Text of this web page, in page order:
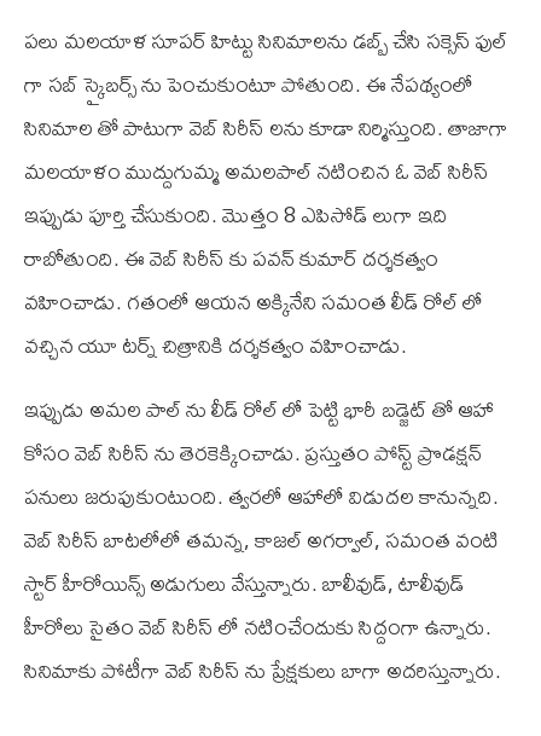
పలు మలయాళ సూపర్ హిట్టు సినిమాలను డబ్బ్ చేసి సక్సెస్ ఫుల్
గా సబ్ స్క్రైబర్స్ ను పెంచుకుంటూ పోతుంది. ఈ నేపథ్యంలో
సినిమాల తో పాటుగా వెబ్ సిరీస్ లను కూడా నిర్మిస్తుంది. తాజాగా
మలయాళం ముద్దుగుమ్మ అమలపాల్ నటించిన ఓ వెబ్ సిరీస్
ఇప్పుడు పూర్తి చేసుకుంది. మొత్తం 8 ఎపిసోడ్ లుగా ఇది
రాబోతుంది. ఈ వెబ్ సిరీస్ కు పవన్ కుమార్ దర్శకత్వం
వహించాడు. గతంలో ఆయన అక్కినేని సమంత లీడ్ రోల్ లో
వచ్చిన యూ టర్న్ చిత్రానికి దర్శకత్వం వహించాడు.
ఇప్పుడు అమల పాల్ ను లీడ్ రోల్ లో పెట్టి భారీ బడ్జెట్ తో ఆహా
కోసం వెబ్ సిరీస్ ను తెరకెక్కించాడు. ప్రస్తుతం పోస్ట్ ప్రొడక్షన్
పనులు జరుపుకుంటుంది. త్వరలో ఆహాలో విడుదల కానున్నది.
వెబ్ సిరీస్ బాటలోలో తమన్న, కాజల్ అగర్వాల్, సమంత వంటి
స్టార్ హీరోయిన్స్ అడుగులు వేస్తున్నారు. బాలీవుడ్, టాలీవుడ్
హీరోలు సైతం వెబ్ సిరీస్ లో నటించేందుకు సిద్దంగా ఉన్నారు.
సినిమాకు పోటీగా వెబ్ సిరీస్ ను ప్రేక్షకులు బాగా అదరిస్తున్నారు.